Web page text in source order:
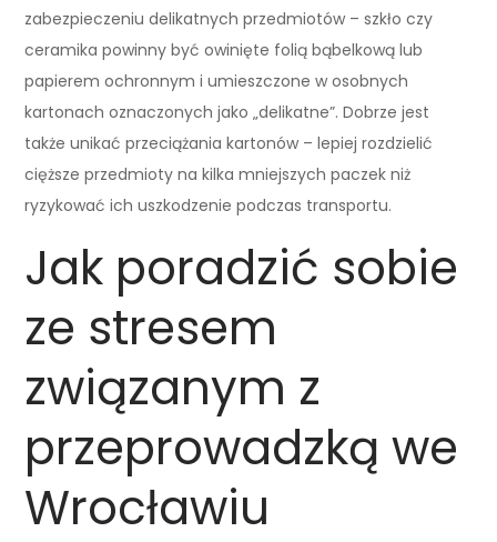
zabezpieczeniu delikatnych przedmiotów – szkło czy
ceramika powinny być owinięte folią bąbelkową lub
papierem ochronnym i umieszczone w osobnych
kartonach oznaczonych jako „delikatne”. Dobrze jest
także unikać przeciążania kartonów – lepiej rozdzielić
cięższe przedmioty na kilka mniejszych paczek niż
ryzykować ich uszkodzenie podczas transportu.
Jak poradzić sobie
ze stresem
związanym z
przeprowadzką we
Wrocławiu